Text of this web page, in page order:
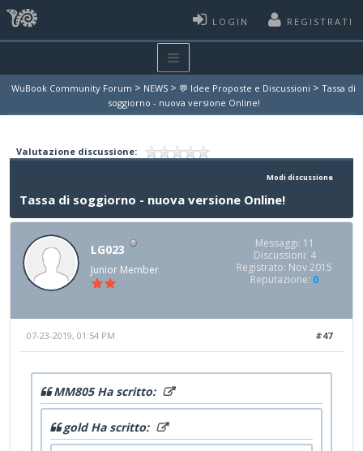
LOGIN REGISTRATI
WuBook Community Forum > NEWS > 💬 Idee Proposte e Discussioni > Tassa di
soggiorno - nuova versione Online!
Valutazione discussione:
Modi discussione
Tassa di soggiorno - nuova versione Online!
LG023
Junior Member
Messaggi: 11
Discussioni: 4
Registrato: Nov 2015
Reputazione: 0
#47
07-23-2019, 01:54 PM
MM805 Ha scritto:
gold Ha scritto: